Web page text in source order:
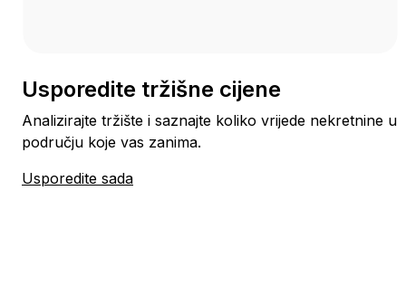
Usporedite tržišne cijene
Analizirajte tržište i saznajte koliko vrijede nekretnine u
području koje vas zanima.
Usporedite sada